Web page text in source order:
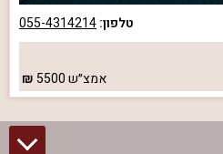
טלפון:055-4314214
אמצ״ש5500